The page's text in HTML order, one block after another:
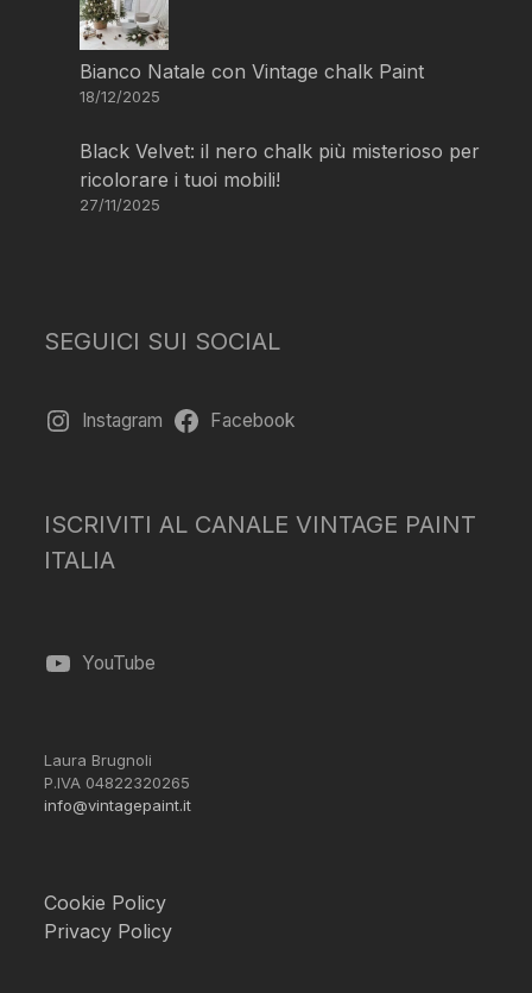
Bianco Natale con Vintage chalk Paint
18/12/2025
Black Velvet: il nero chalk più misterioso per
ricolorare i tuoi mobili!
27/11/2025
SEGUICI SUI SOCIAL
Instagram Facebook
ISCRIVITI AL CANALE VINTAGE PAINT
ITALIA
YouTube
Laura Brugnoli
P.IVA 04822320265
info@vintagepaint.it
Cookie Policy
Privacy Policy